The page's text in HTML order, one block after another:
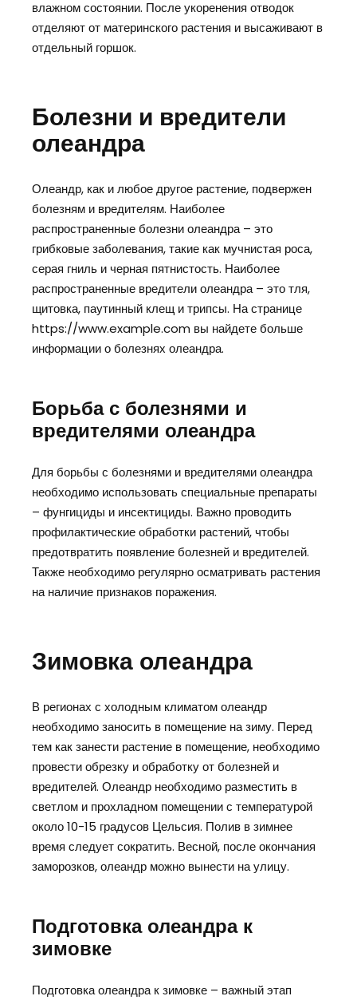
влажном состоянии. После укоренения отводок
отделяют от материнского растения и высаживают в
отдельный горшок.
Болезни и вредители
олеандра
Олеандр, как и любое другое растение, подвержен
болезням и вредителям. Наиболее
распространенные болезни олеандра – это
грибковые заболевания, такие как мучнистая роса,
серая гниль и черная пятнистость. Наиболее
распространенные вредители олеандра – это тля,
щитовка, паутинный клещ и трипсы. На странице
https://www.example.com вы найдете больше
информации о болезнях олеандра.
Борьба с болезнями и
вредителями олеандра
Для борьбы с болезнями и вредителями олеандра
необходимо использовать специальные препараты
– фунгициды и инсектициды. Важно проводить
профилактические обработки растений, чтобы
предотвратить появление болезней и вредителей.
Также необходимо регулярно осматривать растения
на наличие признаков поражения.
Зимовка олеандра
В регионах с холодным климатом олеандр
необходимо заносить в помещение на зиму. Перед
тем как занести растение в помещение, необходимо
провести обрезку и обработку от болезней и
вредителей. Олеандр необходимо разместить в
светлом и прохладном помещении с температурой
около 10-15 градусов Цельсия. Полив в зимнее
время следует сократить. Весной, после окончания
заморозков, олеандр можно вынести на улицу.
Подготовка олеандра к
зимовке
Подготовка олеандра к зимовке – важный этап